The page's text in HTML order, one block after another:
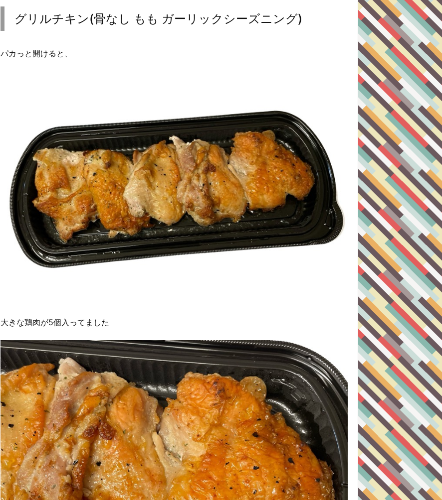
グリルチキン(骨なし もも ガーリックシーズニング)
パカっと開けると、
大きな鶏肉が5個入ってました